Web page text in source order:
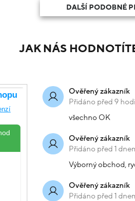
DALŠÍ PODOBNÉ
JAK NÁS
Ověřený zákazník
Přidáno před 9
všechno OK
Ověřený zákazník
Přidáno před 1
Výborný obchod,
Ověřený zákazník
Přidáno před 1